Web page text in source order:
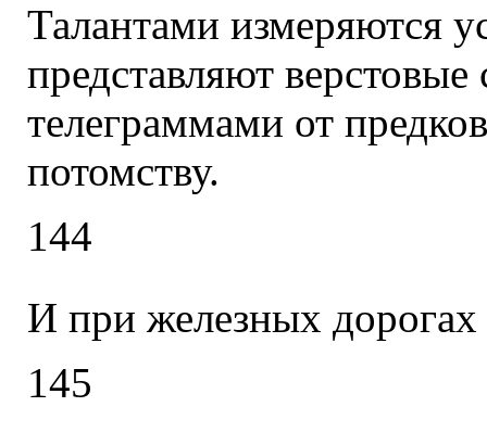
Талантами измеряются
представляют
телеграммами от
потомству.
144
И при железных дорогах
145